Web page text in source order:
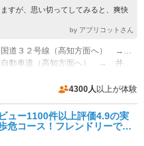
すが、思い切ってしてみると、爽快
by アプリコットさん
4300人 以上が体験
ュー1100件以上評価4.9の実
危コース！フレンドリーで愉
女性・ファミリー】